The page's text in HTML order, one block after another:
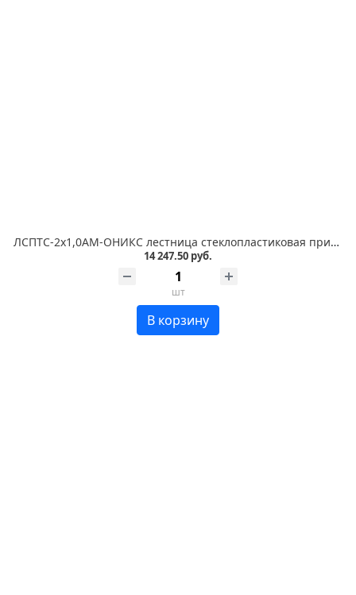
ЛСПТС-2х1,0АМ-ОНИКС лестница стеклопластиковая приставная, трансформируемая в стремянку, металлические оконцеватели, с абразивным покрытием ступеней
14 247.50 руб.
шт
В корзину